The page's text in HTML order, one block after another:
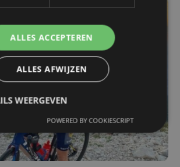
ALLES ACCEPTEREN
ALLES AFWIJZEN
WEERGEVEN
POWERED BY COOKIESCRIPT